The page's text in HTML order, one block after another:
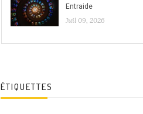
Entraide
Juil 09, 2026
ÉTIQUETTES